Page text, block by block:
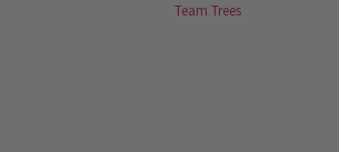
Team Trees